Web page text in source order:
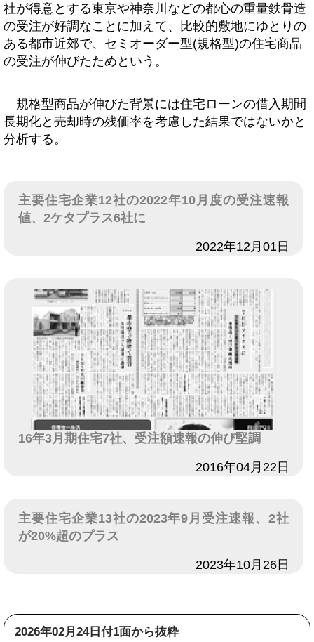
社が得意とする東京や神奈川などの都心の重量鉄骨造
の受注が好調なことに加えて、比較的敷地にゆとりの
ある都市近郊で、セミオーダー型(規格型)の住宅商品
の受注が伸びたためという。
規格型商品が伸びた背景には住宅ローンの借入期間
長期化と売却時の残価率を考慮した結果ではないかと
分析する。
主要住宅企業12社の2022年10月度の受注速報
値、2ケタプラス6社に
2022年12月01日
16年3月期住宅7社、受注額速報の伸び堅調
2016年04月22日
主要住宅企業13社の2023年9月受注速報、2社
が20%超のプラス
2023年10月26日
2026年02月24日付1面から抜粋